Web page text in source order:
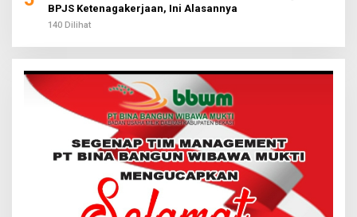
BPJS Ketenagakerjaan, Ini Alasannya
140 Dilihat